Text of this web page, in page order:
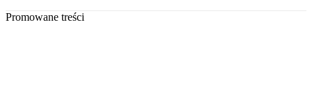
Promowane treści